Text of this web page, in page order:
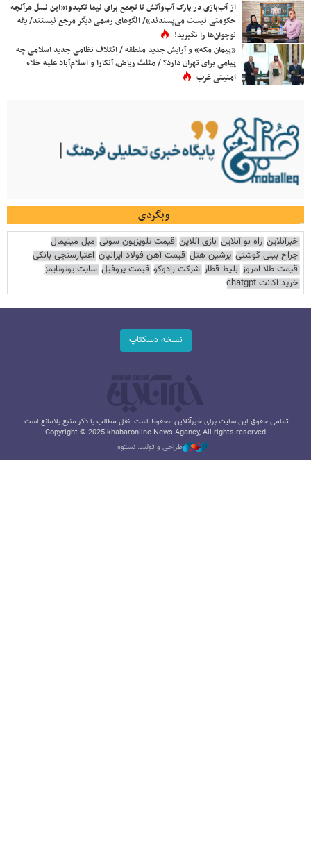
از آب‌بازی در پارک آب‌وآتش تا تجمع برای نیما تکیدو؛«این نسل هرآنچه
حکومتی نیست می‌پسندند»/ الگوهای رسمی دیگر مرجع نیستند/ یقه
نوجوان‌ها را نگیرید!
«پیمان مکه» و آرایش جدید منطقه / ائتلاف نظامی جدید اسلامی چه
پیامی برای تهران دارد؟ / مثلث ریاض، آنکارا و اسلام‌آباد علیه خلاء
امنیتی غرب
وبگردی
خبرآنلاین راه نو آنلاین بازی آنلاین قیمت تلویزیون سونی مبل مینیمال
جراح بینی گوشتی پرشین هتل قیمت آهن فولاد ایرانیان اعتبارسنجی بانکی
قیمت طلا امروز بلیط قطار شرکت رادوکو قیمت پروفیل سایت یوتوتایمز
خرید اکانت chatgpt
نسخه دسکتاپ
تمامی حقوق این سایت برای خبرآنلاین محفوظ است. نقل مطالب با ذکر منبع بلامانع است.
Copyright © 2025 khabaronline News Agancy, All rights reserved
طراحی و تولید: نستوه